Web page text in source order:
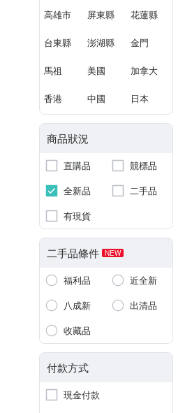
高雄市 屏東縣 花蓮縣
台東縣 澎湖縣 金門
馬祖 美國 加拿大
香港 中國 日本
商品狀況
直購品
競標品
全新品
二手品
有現貨
二手品條件 NEW
福利品
近全新
八成新
出清品
收藏品
付款方式
現金付款